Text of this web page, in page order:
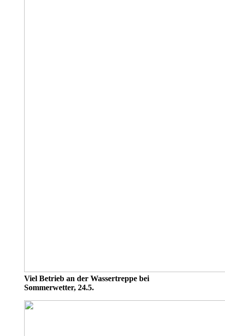
Viel Betrieb an der Wassertreppe bei
Sommerwetter, 24.5.